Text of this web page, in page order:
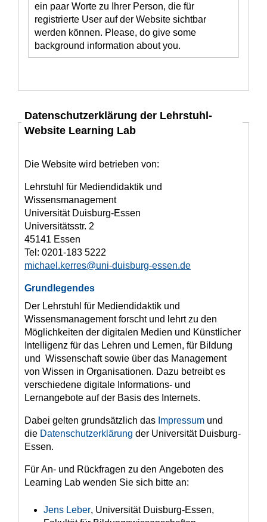
ein paar Worte zu Ihrer Person, die für
registrierte User auf der Website sichtbar
werden können. Please, do give some
background information about you.
Datenschutzerklärung der Lehrstuhl-
Website Learning Lab
Die Website wird betrieben von:
Lehrstuhl für Mediendidaktik und
Wissensmanagement
Universität Duisburg-Essen
Universitätsstr. 2
45141 Essen
Tel: 0201-183 5222
michael.kerres@uni-duisburg-essen.de
Grundlegendes
Der Lehrstuhl für Mediendidaktik und
Wissensmanagement forscht und lehrt zu den
Möglichkeiten der digitalen Medien und Künstlicher
Intelligenz für das Lehren und Lernen, für Bildung
und Wissenschaft sowie über das Management
von Wissen in Organisationen. Dazu betreibt es
verschiedene digitale Informations- und
Lernangebote auf der Basis des Internets.
Dabei gelten grundsätzlich das Impressum und
die Datenschutzerklärung der Universität Duisburg-
Essen.
Für An- und Rückfragen zu den Angeboten des
Learning Lab wenden Sie sich bitte an:
Jens Leber, Universität Duisburg-Essen,